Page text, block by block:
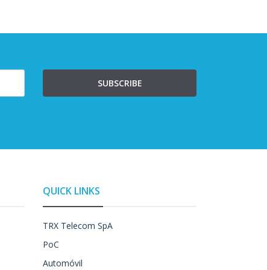
SUBSCRIBE
QUICK LINKS
TRX Telecom SpA
PoC
Automóvil